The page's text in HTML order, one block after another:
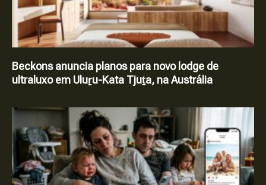
Beckons anuncia planos para novo lodge de
ultraluxo em Uluṟu-Kata Tjuṯa, na Austrália